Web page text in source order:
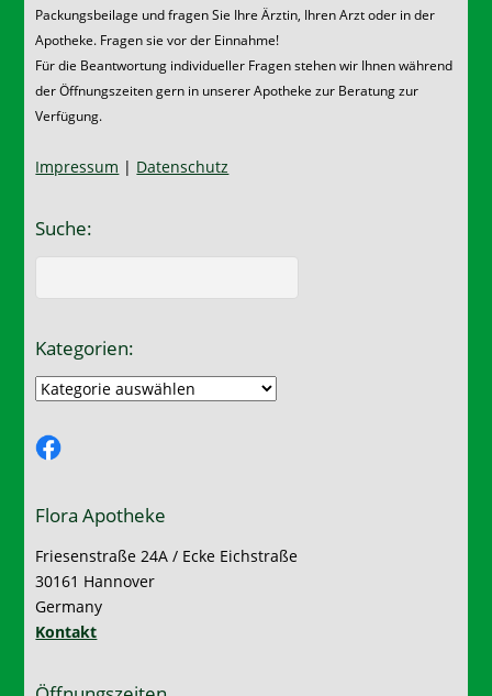
Packungsbeilage und fragen Sie Ihre Ärztin, Ihren Arzt oder in der
Apotheke. Fragen sie vor der Einnahme!
Für die Beantwortung individueller Fragen stehen wir Ihnen während
der Öffnungszeiten gern in unserer Apotheke zur Beratung zur
Verfügung.
Impressum | Datenschutz
Suche:
Kategorien:
Kategorien:
Facebook
Flora Apotheke
Friesenstraße 24A / Ecke Eichstraße
30161 Hannover
Germany
Kontakt